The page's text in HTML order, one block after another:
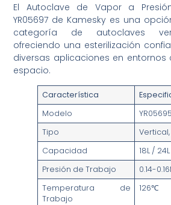
El Autoclave de Vapor a
YR05697 de Kamesky es una
categoría de autoclaves
ofreciendo una esterilización
diversas aplicaciones en entornos
espacio.
Característica
Modelo
Tipo
Capacidad
18L / 24L
Presión de Trabajo
0.14-
Temperatura de
Trabajo
126℃